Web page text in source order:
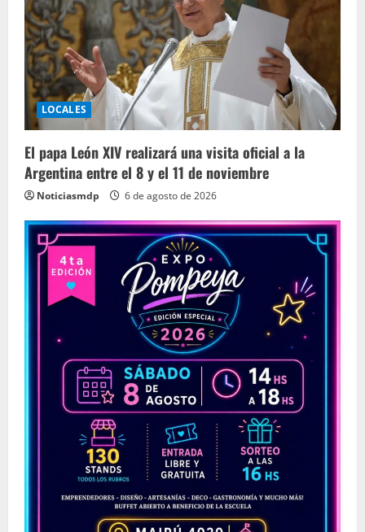
LOCALES
El papa León XIV realizará una visita oficial a la
Argentina entre el 8 y el 11 de noviembre
Noticiasmdp 6 de agosto de 2026